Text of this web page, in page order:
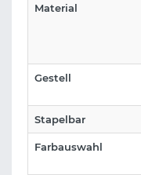
Material
Gestell
Stapelbar
Farbauswahl